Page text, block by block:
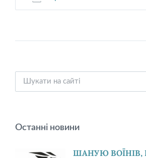
Останні новини
ШАНУЮ ВОЇНІВ,